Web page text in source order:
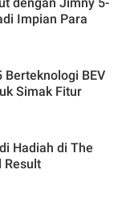
Impian Para
Berteknologi BEV
Simak Fitur
Hadiah di The
Result